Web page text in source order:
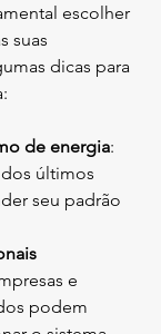
escolher
suas
dicas para
de energia:
últimos
seu padrão
e
podem